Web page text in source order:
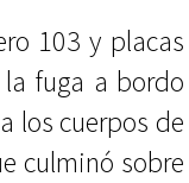
103 y placas
fuga a bordo
los cuerpos de
culminó sobre